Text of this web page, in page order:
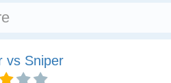
vs Sniper